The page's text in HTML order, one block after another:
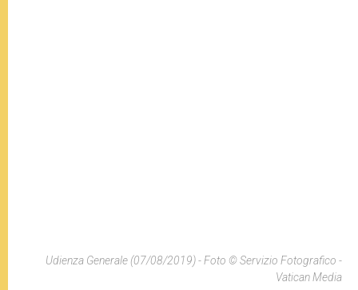
Udienza Generale (07/08/2019) - Foto © Servizio Fotografico -
Vatican Media